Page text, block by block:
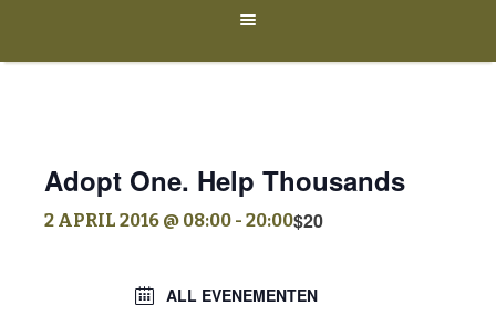
Adopt One. Help Thousands
2 APRIL 2016 @ 08:00 - 20:00$20
ALL EVENEMENTEN